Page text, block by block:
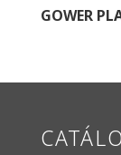
GOWER